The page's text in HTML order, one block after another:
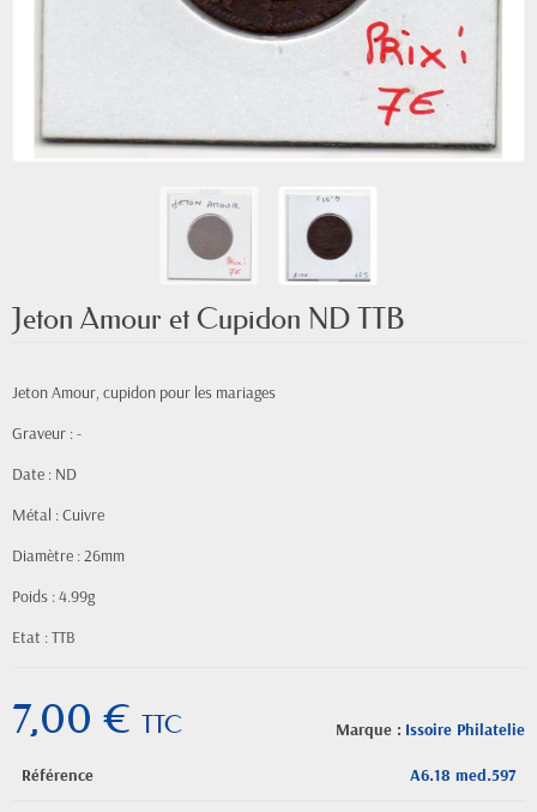
Jeton Amour et Cupidon ND TTB
Jeton Amour, cupidon pour les mariages
Graveur : -
Date : ND
Métal : Cuivre
Diamètre : 26mm
Poids : 4.99g
Etat : TTB
Marque : Issoire Philatelie
7,00 € TTC
Référence A6.18 med.597